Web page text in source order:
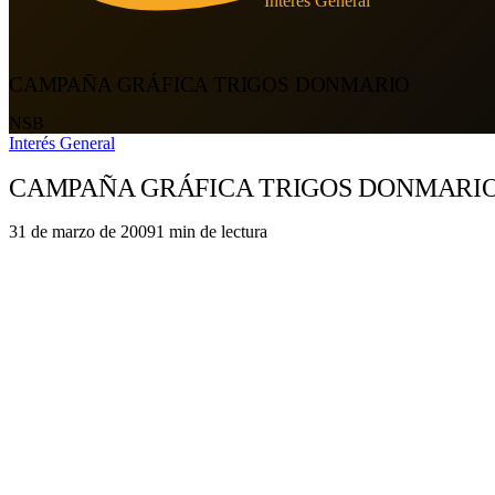
CAMPAÑA GRÁFICA TRIGOS DONMARIO
NSB
Interés General
CAMPAÑA GRÁFICA TRIGOS
31 de marzo de 20091 min de lectura